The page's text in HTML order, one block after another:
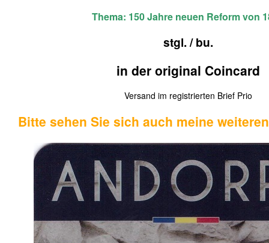
Thema: 150 Jahre neuen Reform von
stgl. / bu.
in der original Coincard
Versand im registrierten Brief Prio
Bitte sehen Sie sich auch meine